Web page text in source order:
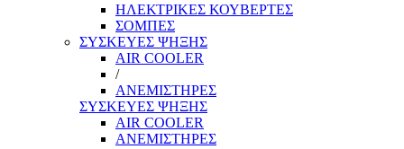
ΗΛΕΚΤΡΙΚΕΣ ΚΟΥΒΕΡΤΕΣ
ΣΟΜΠΕΣ
ΣΥΣΚΕΥΕΣ ΨΗΞΗΣ
AIR COOLER
/
ΑΝΕΜΙΣΤΗΡΕΣ
ΣΥΣΚΕΥΕΣ ΨΗΞΗΣ
AIR COOLER
ΑΝΕΜΙΣΤΗΡΕΣ